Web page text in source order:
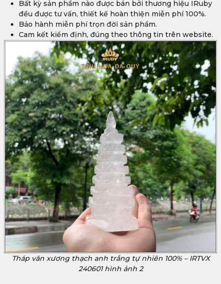
Bất kỳ sản phẩm nào được bán bởi thương hiệu IRuby
đều được tư vấn, thiết kế hoàn thiện miễn phí 100%.
Bảo hành miễn phí trọn đời sản phẩm.
Cam kết kiểm định, đúng theo thông tin trên website.
Tháp văn xương thạch anh trắng tự nhiên 100% – IRTVX
240601 hình ảnh 2